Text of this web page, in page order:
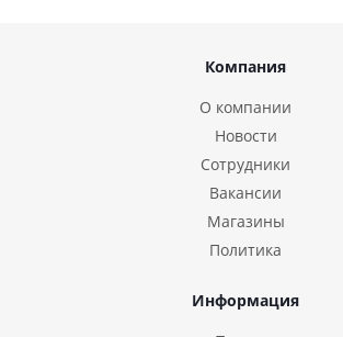
Компания
О компании
Новости
Сотрудники
Вакансии
Магазины
Политика
Информация